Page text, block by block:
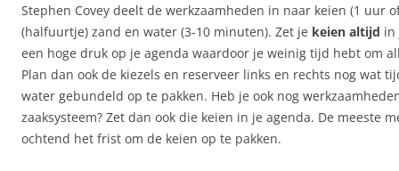
Stephen Covey deelt de werkzaamheden in naar keien (1 uur
(halfuurtje) zand en water (3-10 minuten). Zet je keien altijd in
een hoge druk op je agenda waardoor je weinig tijd hebt om
Plan dan ook de kiezels en reserveer links en rechts nog wat
water gebundeld op te pakken. Heb je ook nog
zaaksysteem? Zet dan ook die keien in je agenda. De meeste
ochtend het frist om de keien op te pakken.